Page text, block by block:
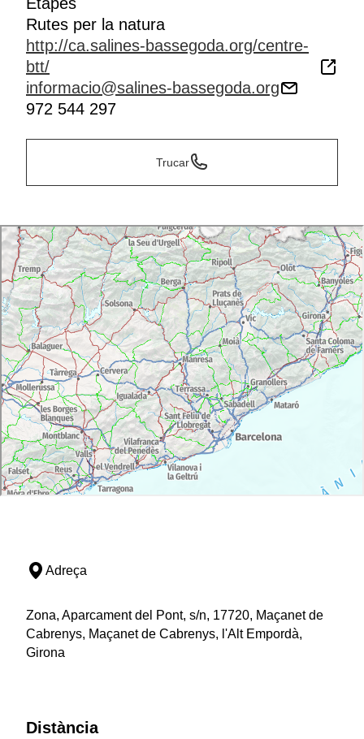
Rutes per la natura
http://ca.salines-bassegoda.org/centre-
btt/
informacio@salines-bassegoda.org
972 544 297
Trucar
Adreça
Zona, Aparcament del Pont, s/n, 17720, Maçanet de
Cabrenys, Maçanet de Cabrenys, l'Alt Empordà,
Girona
Distància